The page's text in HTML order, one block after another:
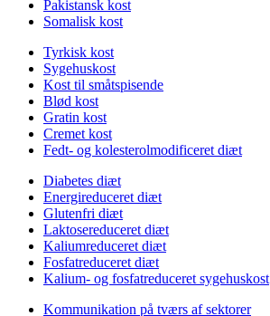
Pakistansk kost
Somalisk kost
Tyrkisk kost
Sygehuskost
Kost til småtspisende
Blød kost
Gratin kost
Cremet kost
Fedt- og kolesterolmodificeret diæt
Diabetes diæt
Energireduceret diæt
Glutenfri diæt
Laktosereduceret diæt
Kaliumreduceret diæt
Fosfatreduceret diæt
Kalium- og fosfatreduceret sygehuskost
Kommunikation på tværs af sektorer